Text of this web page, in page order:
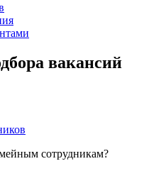
вакансий
сотрудникам?